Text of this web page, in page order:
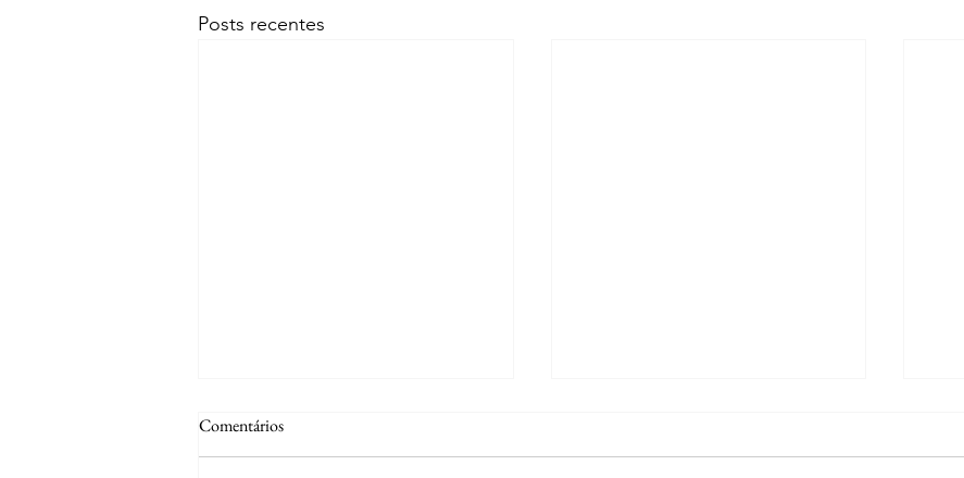
Posts recentes
Comentários